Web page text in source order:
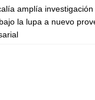
amplía
la lupa a nuevo